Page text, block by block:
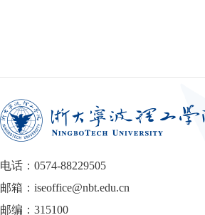
电话：0574-88229505
邮箱：iseoffice@nbt.edu.cn
邮编：315100